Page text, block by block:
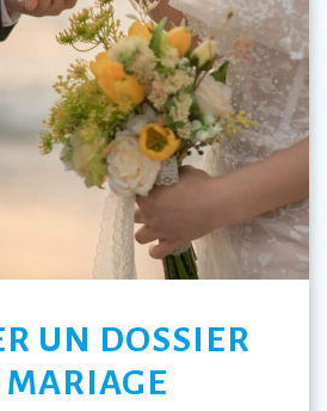
UN DOSSIER
MARIAGE